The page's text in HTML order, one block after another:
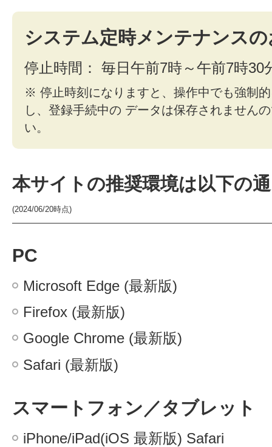
システム定時メンテナンス
停止時間： 毎日午前7時～午前7時30
※ 停止時刻になりますと、操作中でも強制
し、登録手続中の データは保存されません
い。
本サイトの推奨環境は以下の
(2024/06/20時点)
PC
Microsoft Edge (最新版)
Firefox (最新版)
Google Chrome (最新版)
Safari (最新版)
スマートフォン／タブレット
iPhone/iPad(iOS 最新版) Safari